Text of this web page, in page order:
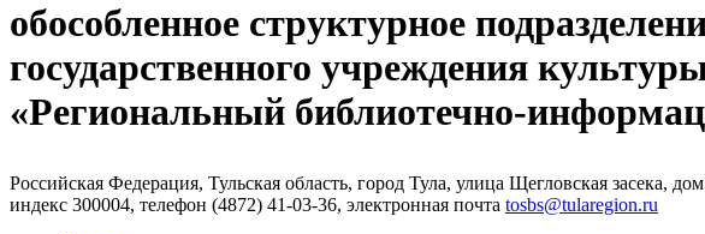
обособленное структурное
государственного учреждения
«Региональный библиотечно-
Российская Федерация, Тульская область, город Тула, улица Щегловская засека,
индекс 300004, телефон (4872) 41-03-36, электронная почта tosbs@tularegion.ru